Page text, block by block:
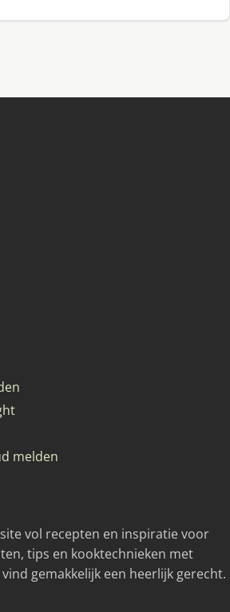
melden
vol recepten en inspiratie voor
tips en kooktechnieken met
gemakkelijk een heerlijk gerecht.